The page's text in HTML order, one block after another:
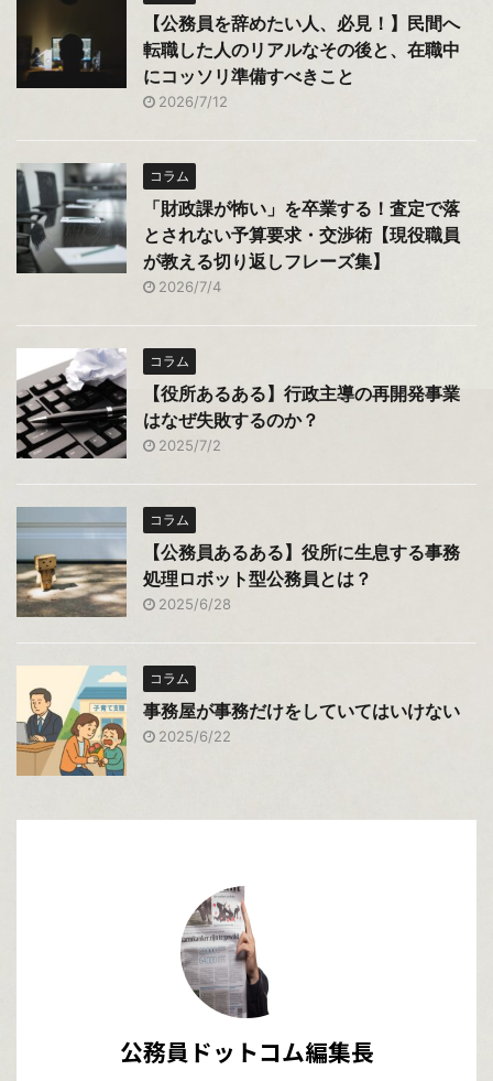
【公務員を辞めたい人、必見！】民間へ
転職した人のリアルなその後と、在職中
にコッソリ準備すべきこと
2026/7/12
コラム
「財政課が怖い」を卒業する！査定で落
とされない予算要求・交渉術【現役職員
が教える切り返しフレーズ集】
2026/7/4
コラム
【役所あるある】行政主導の再開発事業
はなぜ失敗するのか？
2025/7/2
コラム
【公務員あるある】役所に生息する事務
処理ロボット型公務員とは？
2025/6/28
コラム
事務屋が事務だけをしていてはいけない
2025/6/22
公務員ドットコム編集長